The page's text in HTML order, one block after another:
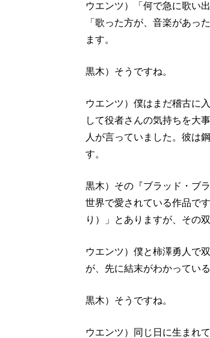
ウエンツ）「何で急に歌い
「歌った方が、音楽があっ
ます。
黒木）そうですね。
ウエンツ）僕はまだ稽古に
して役者さんの気持ちを大
人が言っていました。彼は
す。
黒木）その『ブラッド・ブ
世界で愛されている作品で
り）」とありますが、その
ウエンツ）僕と柿澤勇人で
が、先に結末がわかってい
黒木）そうですね。
ウエンツ）同じ日に生まれ